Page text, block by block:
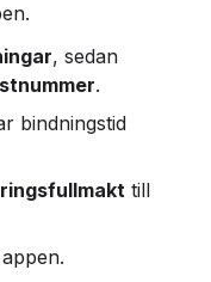
, sedan
.
bindningstid
till